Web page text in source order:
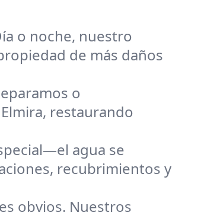
o noche, nuestro
de más daños
o
restaurando
agua se
recubrimientos y
obvios. Nuestros